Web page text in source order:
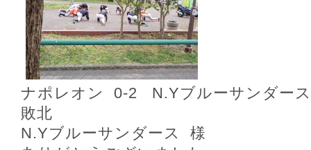
ナポレオン 0‐2 N.Yブルーサンダース
敗北
N.Yブルーサンダース 様